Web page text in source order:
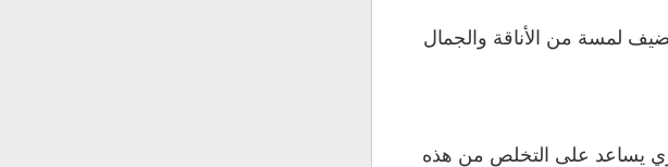
لمسة من الأناقة والجمال
يساعد على التخلص من هذه